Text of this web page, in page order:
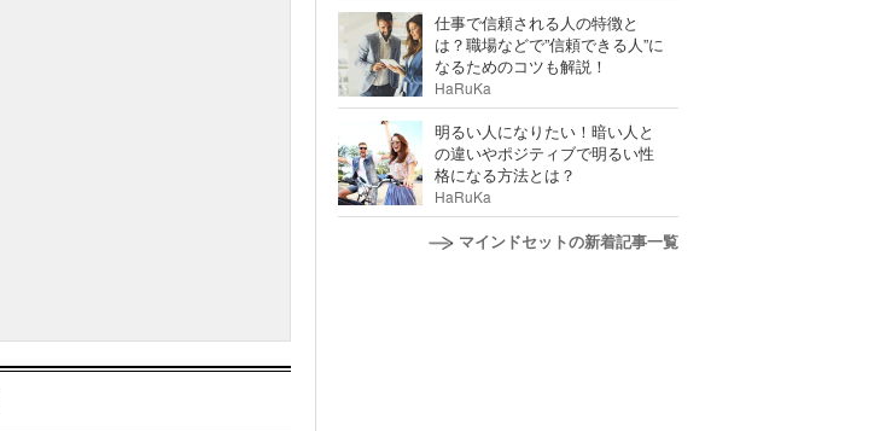
仕事で信頼される人の特徴と
は？職場などで”信頼できる人”に
なるためのコツも解説！
HaRuKa
明るい人になりたい！暗い人と
の違いやポジティブで明るい性
格になる方法とは？
HaRuKa
マインドセットの新着記事一覧